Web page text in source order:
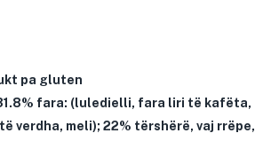
pa gluten
fara: (luledielli, fara liri të kafëta,
verdha, meli); 22% tërshërë, vaj rrëpe,